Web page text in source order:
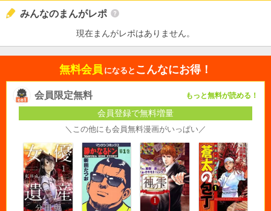
みんなのまんがレポ
現在まんがレポはありません。
無料会員 になると こんなにお得！
会員限定無料 もっと無料が読める！
会員登録で無料増量
＼この他にも会員無料漫画がいっぱい／